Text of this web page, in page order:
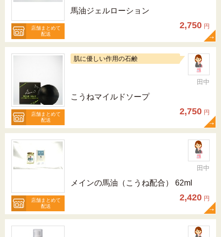
店舗まとめて
配送
馬油ジェルローション
2,750 円
店舗まとめて
配送
肌に優しい作用の石鹸
田中
こうねマイルドソープ
2,750 円
店舗まとめて
配送
田中
メインの馬油（こうね配合） 62ml
2,420 円